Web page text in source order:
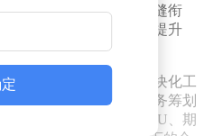
方案落地与上市申报无缝衔
成功率较行业平均水平提升
异，创锟咨询开发了模块化工
离岸架构搭建与跨境税务筹划
台，为跨国团队设计RSU、期